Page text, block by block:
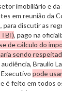
imobiliário e da
em reunião da
para discutir as
, pago na
de cálculo do
sendo
audiência, Braulio
pode
é feito em todos